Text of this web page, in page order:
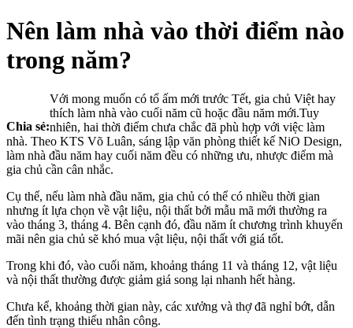
Nên làm nhà vào thời điểm nào
trong năm?
Chia sẻ:
Với mong muốn có tổ ấm mới trước Tết, gia chủ Việt hay
thích làm nhà vào cuối năm cũ hoặc đầu năm mới.Tuy
nhiên, hai thời điểm chưa chắc đã phù hợp với việc làm
nhà. Theo KTS Võ Luân, sáng lập văn phòng thiết kế NiO Design,
làm nhà đầu năm hay cuối năm đều có những ưu, nhược điểm mà
gia chủ cần cân nhắc.
Cụ thể, nếu làm nhà đầu năm, gia chủ có thể có nhiều thời gian
nhưng ít lựa chọn về vật liệu, nội thất bởi mẫu mã mới thường ra
vào tháng 3, tháng 4. Bên cạnh đó, đầu năm ít chương trình khuyến
mãi nên gia chủ sẽ khó mua vật liệu, nội thất với giá tốt.
Trong khi đó, vào cuối năm, khoảng tháng 11 và tháng 12, vật liệu
và nội thất thường được giảm giá song lại nhanh hết hàng.
Chưa kể, khoảng thời gian này, các xưởng và thợ đã nghỉ bớt, dẫn
đến tình trạng thiếu nhân công.